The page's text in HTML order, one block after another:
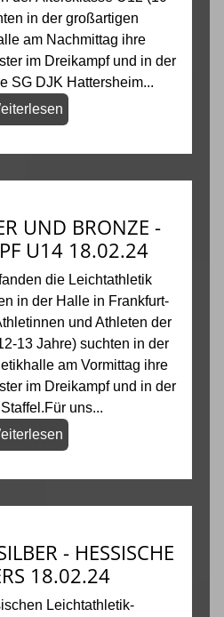
in der großartigen
am Nachmittag ihre
im Dreikampf und in der
SG DJK Hattersheim...
UND BRONZE -
U14 18.02.24
die Leichtathletik
in der Halle in Frankfurt-
und Athleten der
13 Jahre) suchten in der
am Vormittag ihre
im Dreikampf und in der
uns...
- HESSISCHE
18.02.24
Leichtathletik-